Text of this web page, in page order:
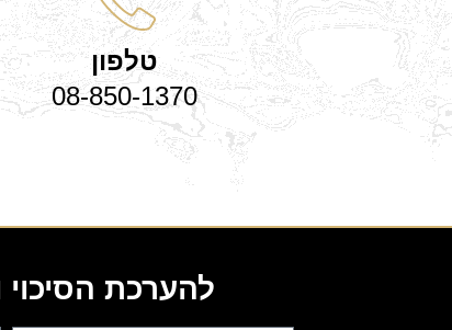
טלפון
08-850-1370
להערכת